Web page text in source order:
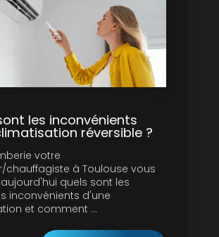
les inconvénients
réversible ?
votre
chauffagiste à Toulouse vous
quels sont les
inconvénients d'une
et comment ...